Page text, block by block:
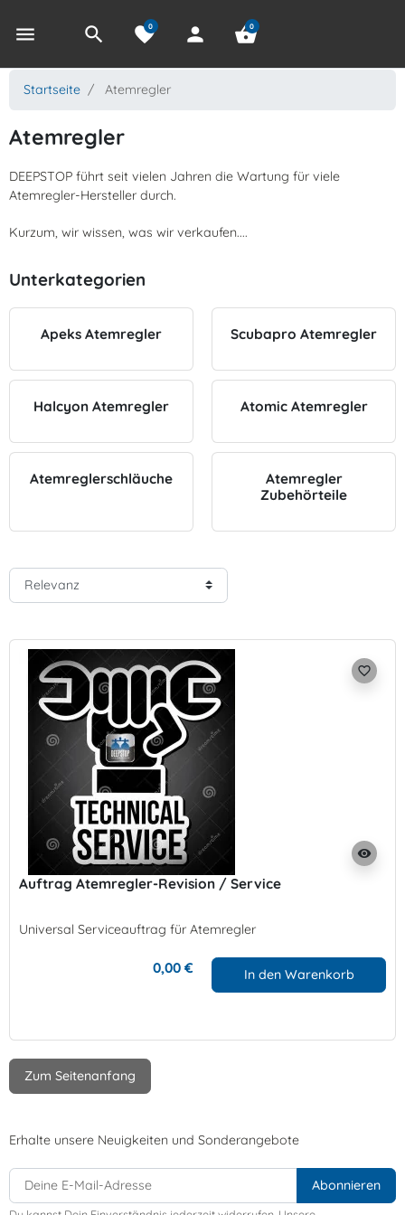
menu search favorite
0 person shopping_basket
0
Startseite Atemregler
Atemregler
DEEPSTOP führt seit vielen Jahren die Wartung für viele
Atemregler-Hersteller durch.
Kurzum, wir wissen, was wir verkaufen....
Unterkategorien
Apeks Atemregler Scubapro Atemregler
Halcyon Atemregler Atomic Atemregler
Atemreglerschläuche
Atemregler
Zubehörteile
visibility
favorite_border
Auftrag Atemregler-Revision / Service
Universal Serviceauftrag für Atemregler
0,00 € In den Warenkorb
Zum Seitenanfang
Erhalte unsere Neuigkeiten und Sonderangebote